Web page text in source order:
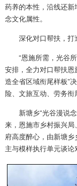
药养的本性，沿线还
念文化属性。
深化对口帮扶，打
“恩施所需，光谷
安排，全力对口帮扶恩
造全省区域衔尾样板”
险、文旅互动、劳务衔
新塘乡“光谷漫说
来，恩施市乡村振兴
府高度醉心，由新塘
主与模样执行单元谈论